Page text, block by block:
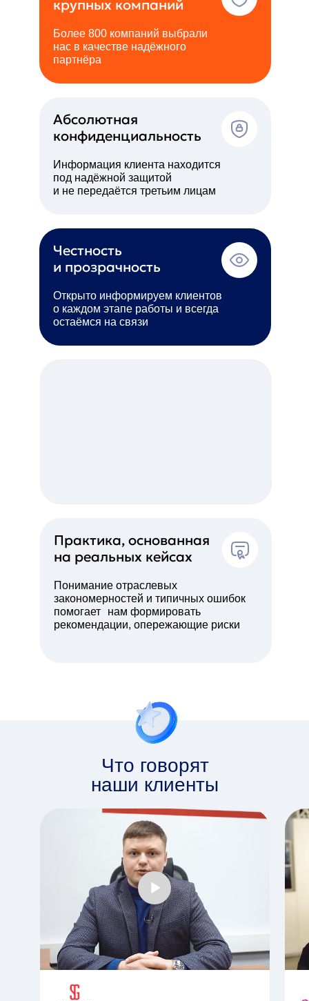
крупных компаний
Более 800 компаний выбрали
нас в качестве надёжного
партнёра
Абсолютная
конфиденциальность
Информация клиента находится
под надёжной защитой
и не передаётся третьим лицам
Практика, основанная
на реальных кейсах
Понимание отраслевых
закономерностей и типичных ошибок
помогает нам формировать
рекомендации, опережающие риски
Честность
и прозрачность
Открыто информируем клиентов
о каждом этапе работы и всегда
остаёмся на связи
Что говорят
наши клиенты